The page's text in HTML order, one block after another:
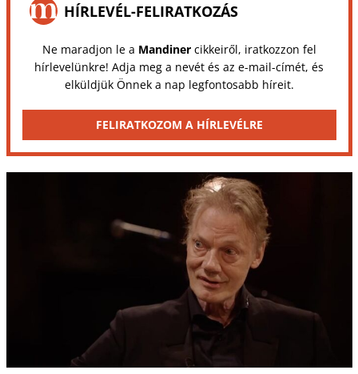
HÍRLEVÉL-FELIRATKOZÁS
Ne maradjon le a Mandinercikkeiről, iratkozzon fel
hírlevelünkre! Adja meg a nevét és az e-mail-címét, és
elküldjük Önnek a nap legfontosabb híreit.
FELIRATKOZOM A HÍRLEVÉLRE